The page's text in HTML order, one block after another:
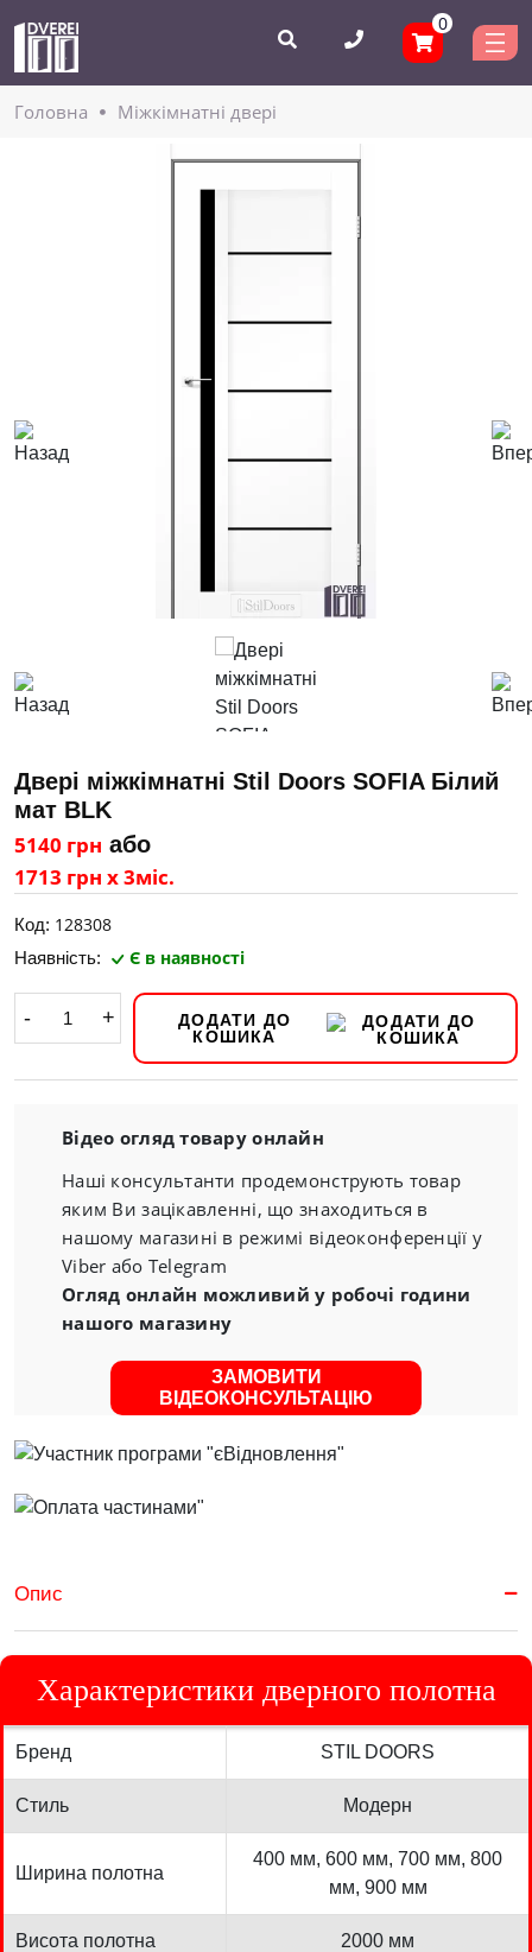
0
Головнa Міжкімнатні двері
Двері міжкімнатні Stil Doors SOFIA Білий
мат BLK
5140 грн або
1713 грн х 3міс.
Код: 128308
Наявність: Є в наявності
- +
ДОДАТИ ДО
КОШИКА
Відео огляд товару онлайн
Наші консультанти продемонструють товар
яким Ви зацікавленні, що знаходиться в
нашому магазині в режимі відеоконференції у
Viber або Telegram
Огляд онлайн можливий у робочі години
нашого магазину
ЗАМОВИТИ
ВІДЕОКОНСУЛЬТАЦІЮ
Опис
Характеристики дверного полотна
Бренд STIL DOORS
Стиль Модерн
Ширина полотна
400 мм, 600 мм, 700 мм, 800
мм, 900 мм
Висота полотна 2000 мм